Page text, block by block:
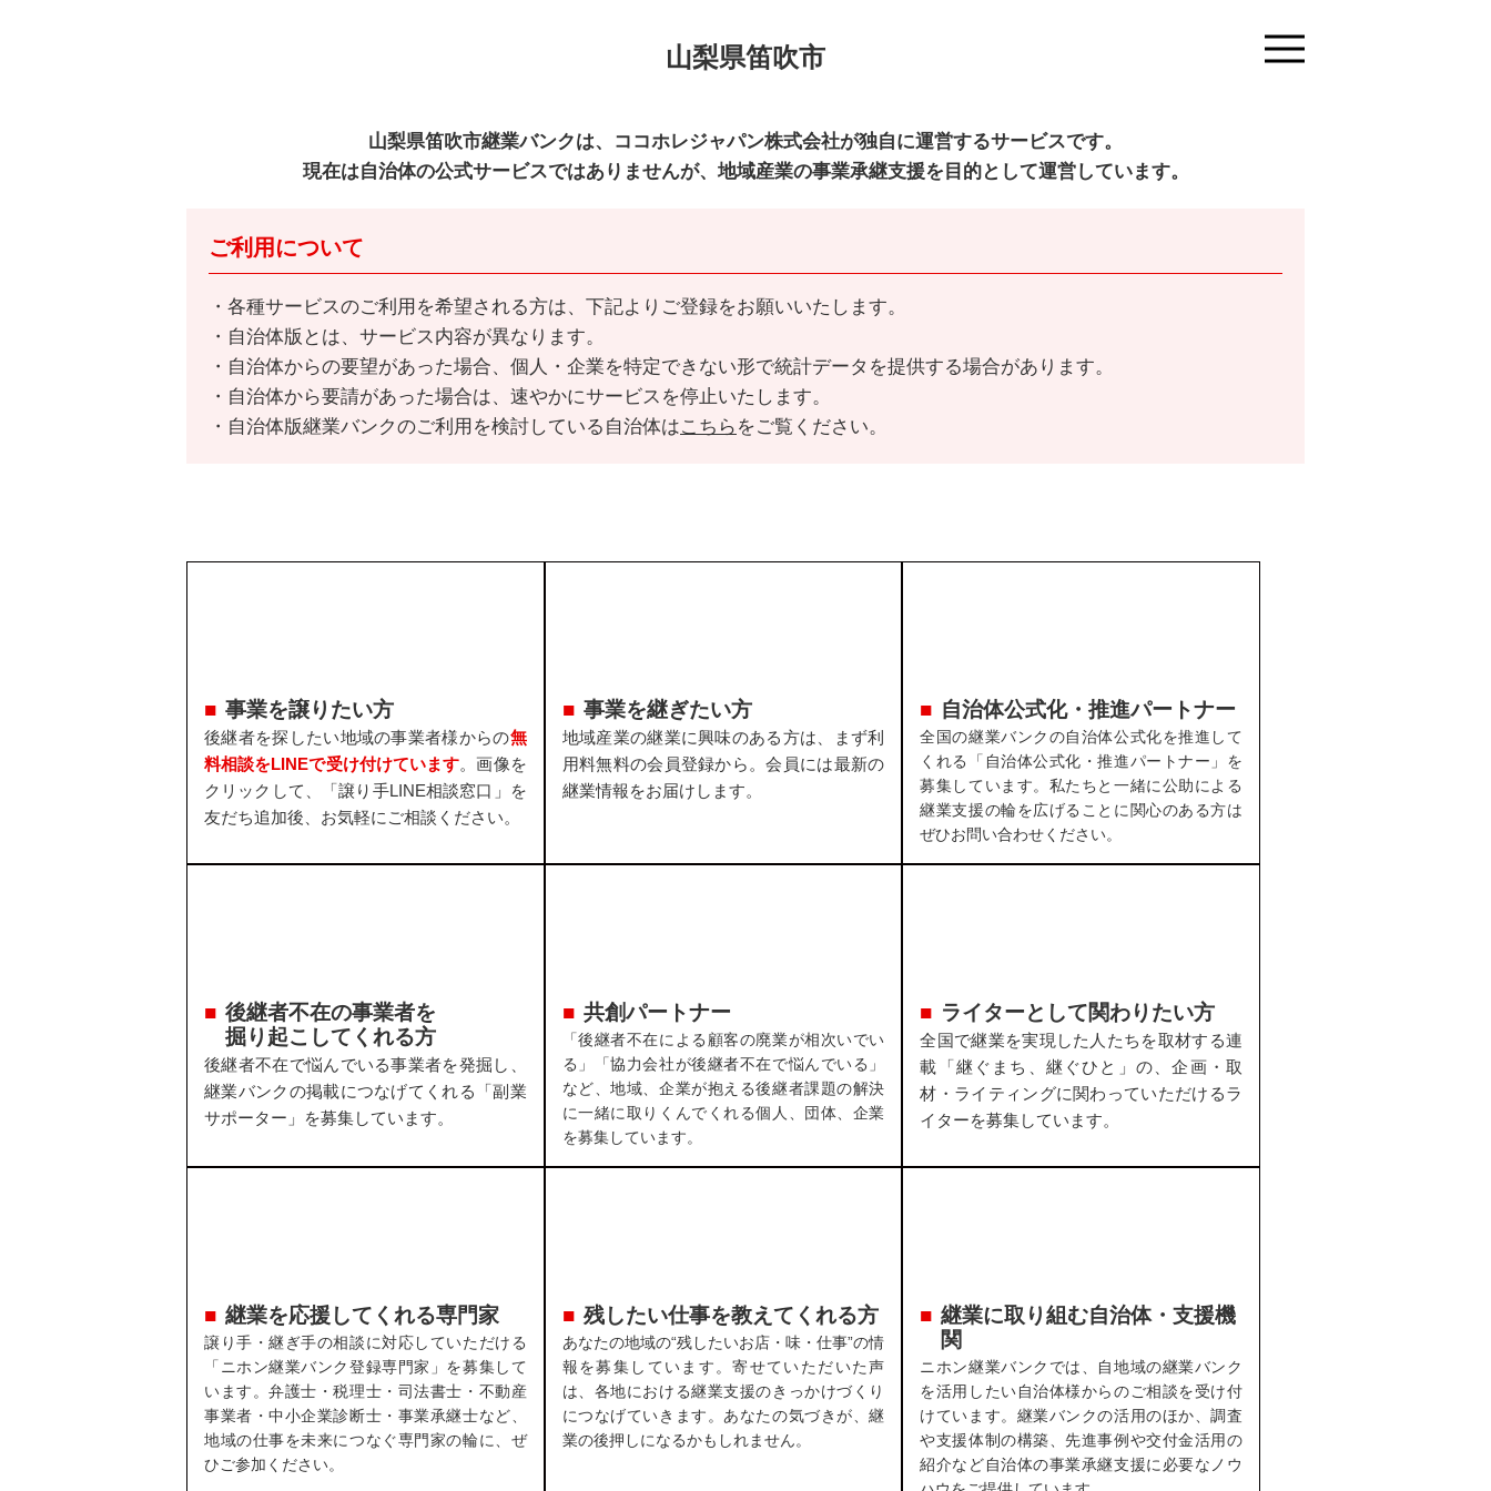
山梨県笛吹市
山梨県笛吹市継業バンクは、ココホレジャパン株式会社が独自に運営するサービスです。
現在は自治体の公式サービスではありませんが、地域産業の事業承継支援を目的として運営しています。
ご利用について
各種サービスのご利用を希望される方は、下記よりご登録をお願いいたします。
自治体版とは、サービス内容が異なります。
自治体からの要望があった場合、個人・企業を特定できない形で統計データを提供する場合があります。
自治体から要請があった場合は、速やかにサービスを停止いたします。
自治体版継業バンクのご利用を検討している自治体はこちら をご覧ください。
事業を譲りたい方
後継者を探したい地域の事業者様からの無
料相談をLINEで受け付けています。画像を
クリックして、「譲り手LINE相談窓口」を
友だち追加後、お気軽にご相談ください。
事業を継ぎたい方
地域産業の継業に興味のある方は、まず利
用料無料の会員登録から。会員には最新の
継業情報をお届けします。
自治体公式化・推進パートナー
全国の継業バンクの自治体公式化を推進して
くれる「自治体公式化・推進パートナー」を
募集しています。私たちと一緒に公助による
継業支援の輪を広げることに関心のある方は
ぜひお問い合わせください。
後継者不在の事業者を
掘り起こしてくれる方
後継者不在で悩んでいる事業者を発掘し、
継業バンクの掲載につなげてくれる「副業
サポーター」を募集しています。
共創パートナー
「後継者不在による顧客の廃業が相次いでい
る」「協力会社が後継者不在で悩んでいる」
など、地域、企業が抱える後継者課題の解決
に一緒に取りくんでくれる個人、団体、企業
を募集しています。
ライターとして関わりたい方
全国で継業を実現した人たちを取材する連
載「継ぐまち、継ぐひと」の、企画・取
材・ライティングに関わっていただけるラ
イターを募集しています。
継業を応援してくれる専門家
譲り手・継ぎ手の相談に対応していただける
「ニホン継業バンク登録専門家」を募集して
います。弁護士・税理士・司法書士・不動産
事業者・中小企業診断士・事業承継士など、
地域の仕事を未来につなぐ専門家の輪に、ぜ
ひご参加ください。
残したい仕事を教えてくれる方
あなたの地域の“残したいお店・味・仕事”の情
報を募集しています。寄せていただいた声
は、各地における継業支援のきっかけづくり
につなげていきます。あなたの気づきが、継
業の後押しになるかもしれません。
継業に取り組む自治体・支援機
関
ニホン継業バンクでは、自地域の継業バンク
を活用したい自治体様からのご相談を受け付
けています。継業バンクの活用のほか、調査
や支援体制の構築、先進事例や交付金活用の
紹介など自治体の事業承継支援に必要なノウ